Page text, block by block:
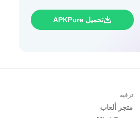
تحميل APKPure
ترفيه
متجر ألعاب